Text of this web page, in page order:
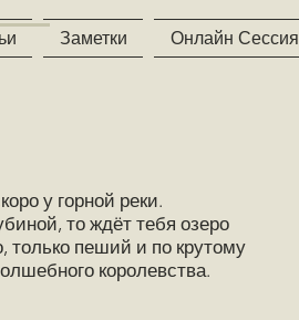
Заметки Онлайн Сессия
у горной реки.
то ждёт тебя озеро
только пеший и по крутому
королевства.